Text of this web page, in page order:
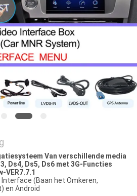
Van verschillende media
Ds4, Ds5, Ds6 met 3G-Functies
VER7.7.1
Interface (Baan het Omkeren,
en Android